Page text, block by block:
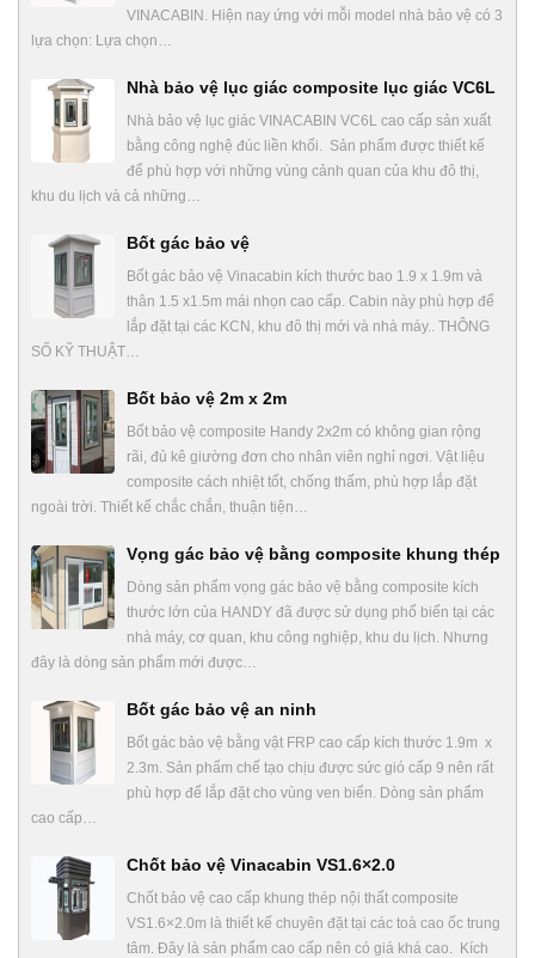
VINACABIN. Hiện nay ứng với mỗi model nhà bảo vệ có 3
lựa chọn: Lựa chọn…
Nhà bảo vệ lục giác composite lục giác VC6L
Nhà bảo vệ lục giác VINACABIN VC6L cao cấp sản xuất
bằng công nghệ đúc liền khối. Sản phẩm được thiết kế
để phù hợp với những vùng cảnh quan của khu đô thị,
khu du lịch và cả những…
Bốt gác bảo vệ
Bốt gác bảo vệ Vinacabin kích thước bao 1.9 x 1.9m và
thân 1.5 x1.5m mái nhọn cao cấp. Cabin này phù hợp để
lắp đặt tại các KCN, khu đô thị mới và nhà máy.. THÔNG
SỐ KỸ THUẬT…
Bốt bảo vệ 2m x 2m
Bốt bảo vệ composite Handy 2x2m có không gian rộng
rãi, đủ kê giường đơn cho nhân viên nghỉ ngơi. Vật liệu
composite cách nhiệt tốt, chống thấm, phù hợp lắp đặt
ngoài trời. Thiết kế chắc chắn, thuận tiện…
Vọng gác bảo vệ bằng composite khung thép
Dòng sản phẩm vọng gác bảo vệ bằng composite kích
thước lớn của HANDY đã được sử dụng phổ biến tại các
nhà máy, cơ quan, khu công nghiệp, khu du lịch. Nhưng
đây là dòng sản phẩm mới được…
Bốt gác bảo vệ an ninh
Bốt gác bảo vệ bằng vật FRP cao cấp kích thước 1.9m x
2.3m. Sản phẩm chế tạo chịu được sức gió cấp 9 nên rất
phù hợp để lắp đặt cho vùng ven biển. Dòng sản phẩm
cao cấp…
Chốt bảo vệ Vinacabin VS1.6×2.0
Chốt bảo vệ cao cấp khung thép nội thất composite
VS1.6×2.0m là thiết kế chuyên đặt tại các toà cao ốc trung
tâm. Đây là sản phẩm cao cấp nên có giá khá cao. Kích